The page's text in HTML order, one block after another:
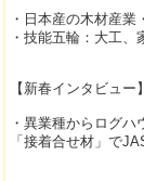
・日本産の木材産
・技能五輪：大工
【新春インタビュー
・異業種からログ
「接着合せ材」で